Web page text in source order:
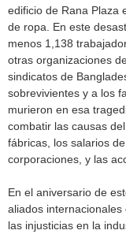
edificio de Rana Plaza
de ropa. En este
menos 1,138
otras organizaciones
sindicatos de
sobrevivientes y a los
murieron en esa
combatir las causas
fábricas, los salarios
corporaciones, y las
En el aniversario de
aliados
las injusticias en la